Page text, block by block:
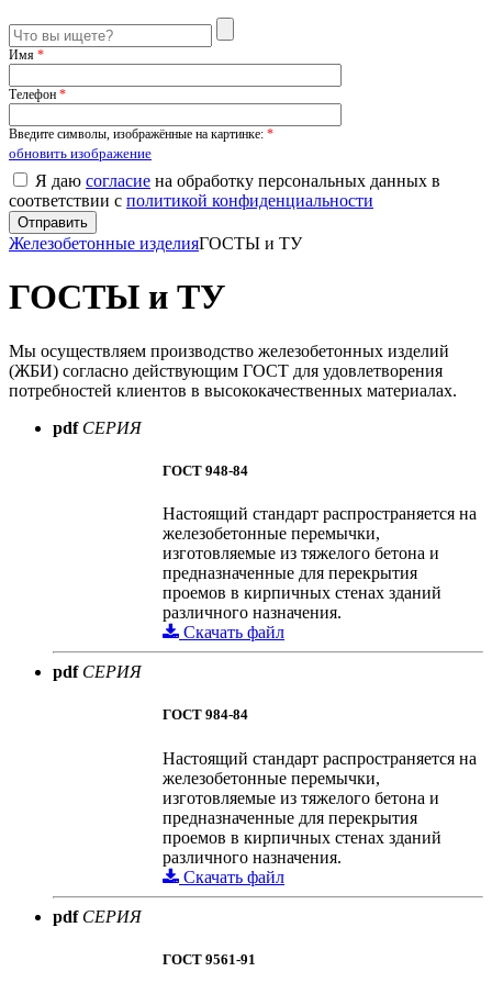
Имя *
Телефон *
Введите символы, изображённые на картинке: *
обновить изображение
Я даю согласие на обработку персональных данных в
соответствии с политикой конфиденциальности
Железобетонные изделияГОСТЫ и ТУ
ГОСТЫ и ТУ
Мы осуществляем производство железобетонных изделий
(ЖБИ) согласно действующим ГОСТ для удовлетворения
потребностей клиентов в высококачественных материалах.
pdf СЕРИЯ
ГОСТ 948-84
Настоящий стандарт распространяется на
железобетонные перемычки,
изготовляемые из тяжелого бетона и
предназначенные для перекрытия
проемов в кирпичных стенах зданий
различного назначения.
Скачать файл
pdf СЕРИЯ
ГОСТ 984-84
Настоящий стандарт распространяется на
железобетонные перемычки,
изготовляемые из тяжелого бетона и
предназначенные для перекрытия
проемов в кирпичных стенах зданий
различного назначения.
Скачать файл
pdf СЕРИЯ
ГОСТ 9561-91